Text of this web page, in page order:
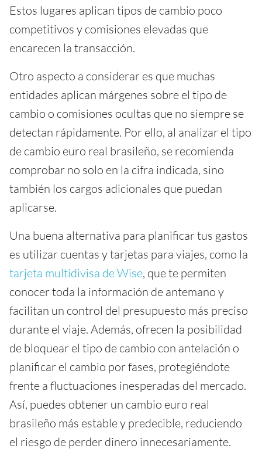
Estos lugares aplican tipos de cambio poco
competitivos y comisiones elevadas que
encarecen la transacción.
Otro aspecto a considerar es que muchas
entidades aplican márgenes sobre el tipo de
cambio o comisiones ocultas que no siempre se
detectan rápidamente. Por ello, al analizar el tipo
de cambio euro real brasileño, se recomienda
comprobar no solo en la cifra indicada, sino
también los cargos adicionales que puedan
aplicarse.
Una buena alternativa para planificar tus gastos
es utilizar cuentas y tarjetas para viajes, como la
tarjeta multidivisa de Wise, que te permiten
conocer toda la información de antemano y
facilitan un control del presupuesto más preciso
durante el viaje. Además, ofrecen la posibilidad
de bloquear el tipo de cambio con antelación o
planificar el cambio por fases, protegiéndote
frente a fluctuaciones inesperadas del mercado.
Así, puedes obtener un cambio euro real
brasileño más estable y predecible, reduciendo
el riesgo de perder dinero innecesariamente.